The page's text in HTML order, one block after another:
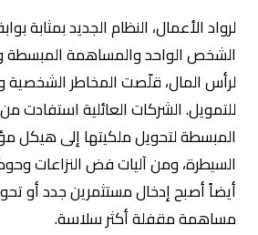
لرواد الأعمال، النظام الجديد بمثابة
الشخص الواحد والمساهمة المبسطة
لرأس المال، قلّصت المخاطر الشخصية
للتمويل. الشركات العائلية استفادت
المبسطة لتحويل ملكيتها إلى
السيطرة، ومن آليات فض النزاعات
أيضاً أصبح إدخال مستثمرين جدد أو
مساهمة مقفلة أكثر سلاسة.